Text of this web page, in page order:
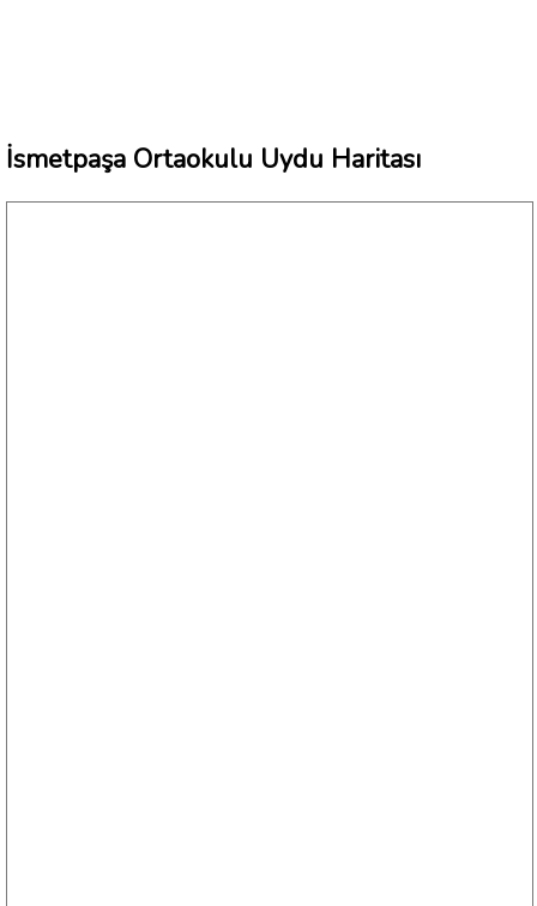
İsmetpaşa Ortaokulu Uydu Haritası